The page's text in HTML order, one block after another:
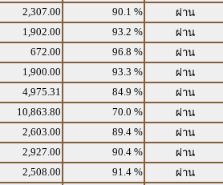
2,307.00 90.1 % ผ่าน
1,902.00 93.2 % ผ่าน
672.00 96.8 % ผ่าน
1,900.00 93.3 % ผ่าน
4,975.31 84.9 % ผ่าน
10,863.80 70.0 % ผ่าน
2,603.00 89.4 % ผ่าน
2,927.00 90.4 % ผ่าน
2,508.00 91.4 % ผ่าน